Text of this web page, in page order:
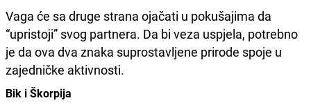
Vaga će sa druge strana ojačati u pokušajima da
“upristoji” svog partnera. Da bi veza uspjela, potrebno
je da ova dva znaka suprostavljene prirode spoje u
zajedničke aktivnosti.
Bik i Škorpija